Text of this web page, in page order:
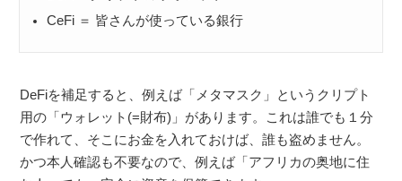
CeFi ＝ 皆さんが使っている銀行
DeFiを補足すると、例えば「メタマスク」というクリプト
用の「ウォレット(=財布)」があります。これは誰でも１分
で作れて、そこにお金を入れておけば、誰も盗めません。
かつ本人確認も不要なので、例えば「アフリカの奥地に住